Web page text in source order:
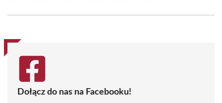
(Twitter)
Dołącz do nas na Facebooku!